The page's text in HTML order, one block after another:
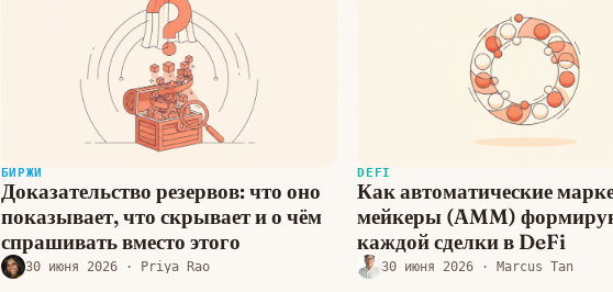
БИРЖИ
Доказательство резервов: что оно
показывает, что скрывает и о чём
спрашивать вместо этого
30 июня 2026· Priya Rao
DEFI
Как автоматические
мейкеры (AMM)
каждой сделки в DeFi
30 июня 2026 · Marcus Tan